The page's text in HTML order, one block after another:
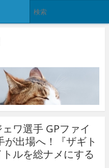
ワ選手 GPファイ
出場へ！『ザギト
ルを総ナメにする